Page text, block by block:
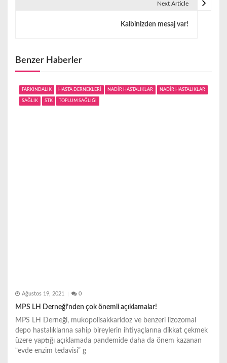
z
n
Next Article
Kalbinizden mesaj var!
Benzer Haberler
FARKINDALIK HASTA DERNEKLERİ NADİR HASTALIKLAR NADİR HASTALIKLAR
SAĞLIK STK TOPLUM SAĞLIĞI
Ağustos 19, 2021 0
MPS LH Derneği’nden çok önemli açıklamalar!
MPS LH Derneği, mukopolisakkaridoz ve benzeri lizozomal
depo hastalıklarına sahip bireylerin ihtiyaçlarına dikkat çekmek
üzere yaptığı açıklamada pandemide daha da önem kazanan
“evde enzim tedavisi” g